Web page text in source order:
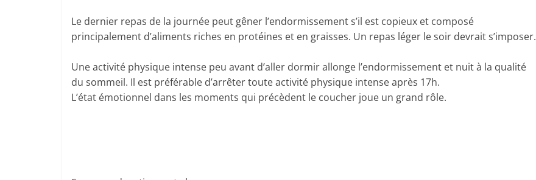
Le dernier repas de la journée peut gêner l’endormissement s’il est copieux et composé
principalement d’aliments riches en protéines et en graisses. Un repas léger le soir devrait s’imposer.
Une activité physique intense peu avant d’aller dormir allonge l’endormissement et nuit à la qualité
du sommeil. Il est préférable d’arrêter toute activité physique intense après 17h.
L’état émotionnel dans les moments qui précèdent le coucher joue un grand rôle.